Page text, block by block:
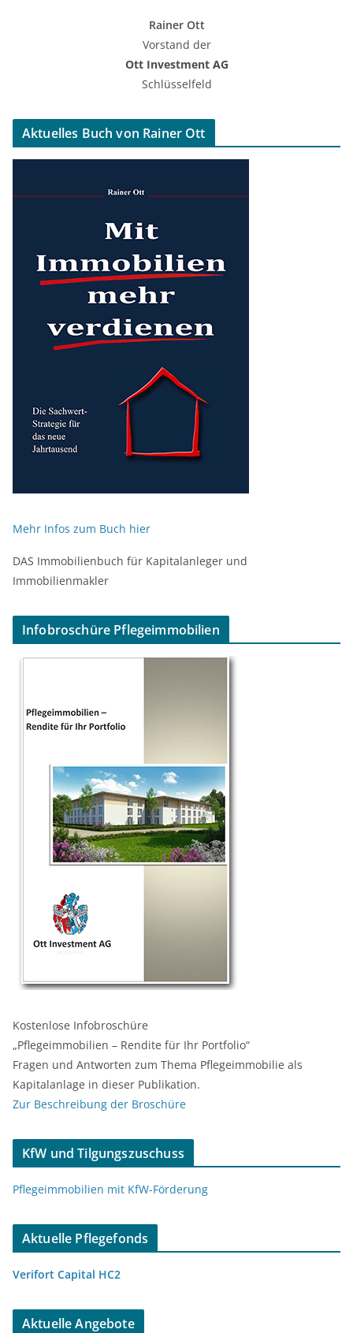
Rainer Ott
Vorstand der
Ott Investment AG
Schlüsselfeld
Aktuelles Buch von Rainer Ott
Mehr Infos zum Buch hier
DAS Immobilienbuch für Kapitalanleger und
Immobilienmakler
Infobroschüre Pflegeimmobilien
Kostenlose Infobroschüre
„Pflegeimmobilien – Rendite für Ihr Portfolio“
Fragen und Antworten zum Thema Pflegeimmobilie als
Kapitalanlage in dieser Publikation.
Zur Beschreibung der Broschüre
KfW und Tilgungszuschuss
Pflegeimmobilien mit KfW-Förderung
Aktuelle Pflegefonds
Verifort Capital HC2
Aktuelle Angebote